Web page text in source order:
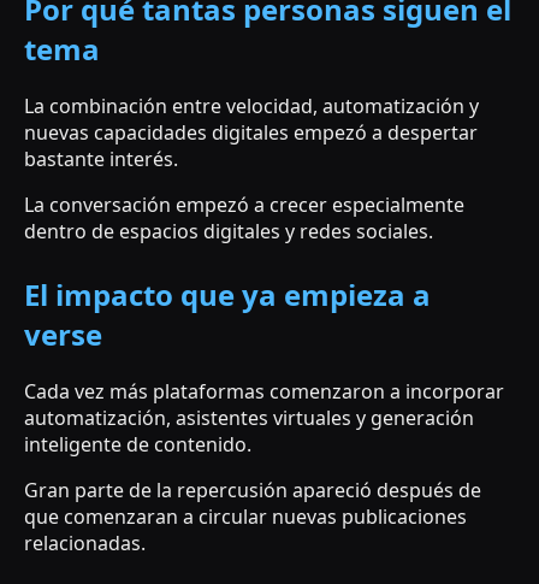
Por qué tantas personas siguen el
tema
La combinación entre velocidad, automatización y
nuevas capacidades digitales empezó a despertar
bastante interés.
La conversación empezó a crecer especialmente
dentro de espacios digitales y redes sociales.
El impacto que ya empieza a
verse
Cada vez más plataformas comenzaron a incorporar
automatización, asistentes virtuales y generación
inteligente de contenido.
Gran parte de la repercusión apareció después de
que comenzaran a circular nuevas publicaciones
relacionadas.